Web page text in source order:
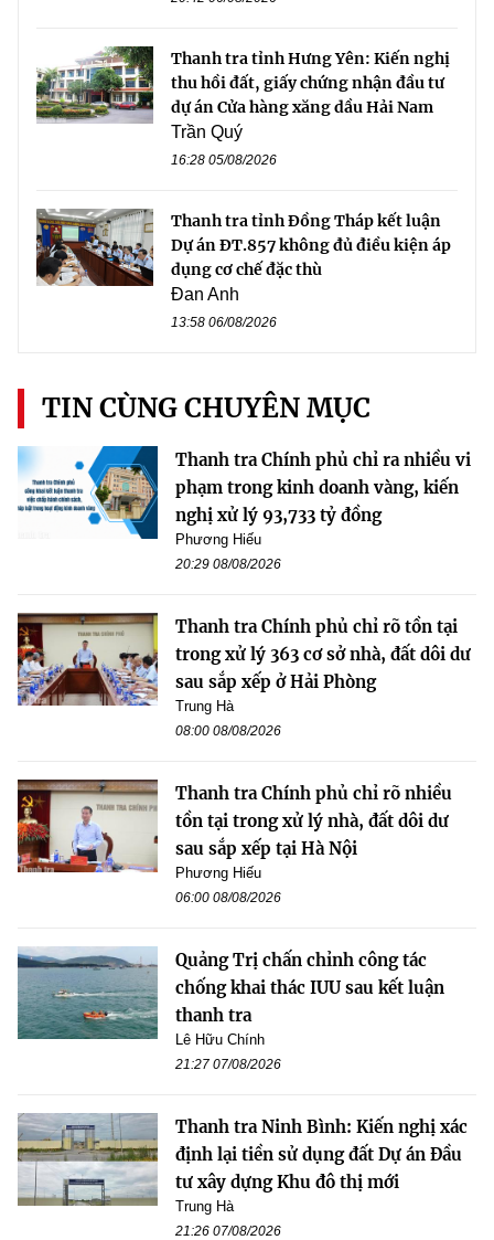
Thanh tra tỉnh Hưng Yên: Kiến nghị
thu hồi đất, giấy chứng nhận đầu tư
dự án Cửa hàng xăng dầu Hải Nam
Trần Quý
16:28 05/08/2026
Thanh tra tỉnh Đồng Tháp kết luận
Dự án ĐT.857 không đủ điều kiện áp
dụng cơ chế đặc thù
Đan Anh
13:58 06/08/2026
TIN CÙNG CHUYÊN MỤC
Thanh tra Chính phủ chỉ ra nhiều vi
phạm trong kinh doanh vàng, kiến
nghị xử lý 93,733 tỷ đồng
Phương Hiếu
20:29 08/08/2026
Thanh tra Chính phủ chỉ rõ tồn tại
trong xử lý 363 cơ sở nhà, đất dôi dư
sau sắp xếp ở Hải Phòng
Trung Hà
08:00 08/08/2026
Thanh tra Chính phủ chỉ rõ nhiều
tồn tại trong xử lý nhà, đất dôi dư
sau sắp xếp tại Hà Nội
Phương Hiếu
06:00 08/08/2026
Quảng Trị chấn chỉnh công tác
chống khai thác IUU sau kết luận
thanh tra
Lê Hữu Chính
21:27 07/08/2026
Thanh tra Ninh Bình: Kiến nghị xác
định lại tiền sử dụng đất Dự án Đầu
tư xây dựng Khu đô thị mới
Trung Hà
21:26 07/08/2026